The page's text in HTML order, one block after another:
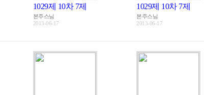
1029제 10차 7제
본주스님
2013-06-17
1029제 10차 7제
본주스님
2013-06-17